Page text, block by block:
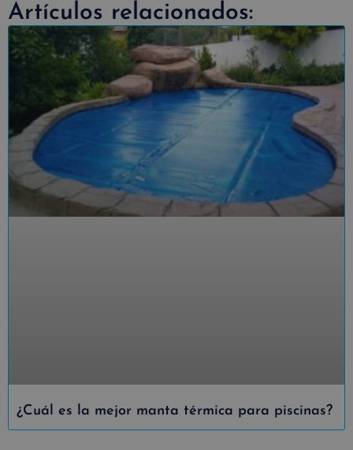
Artículos relacionados:
¿Cuál es la mejor manta térmica para piscinas?